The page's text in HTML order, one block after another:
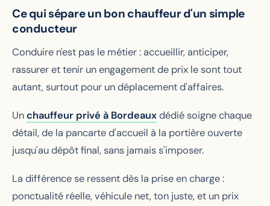
Ce qui sépare un bon chauffeur d'un simple
conducteur
Conduire n'est pas le métier : accueillir, anticiper,
rassurer et tenir un engagement de prix le sont tout
autant, surtout pour un déplacement d'affaires.
Unchauffeur privé à Bordeauxdédié soigne chaque
détail, de la pancarte d'accueil à la portière ouverte
jusqu'au dépôt final, sans jamais s'imposer.
La différence se ressent dès la prise en charge :
ponctualité réelle, véhicule net, ton juste, et un prix